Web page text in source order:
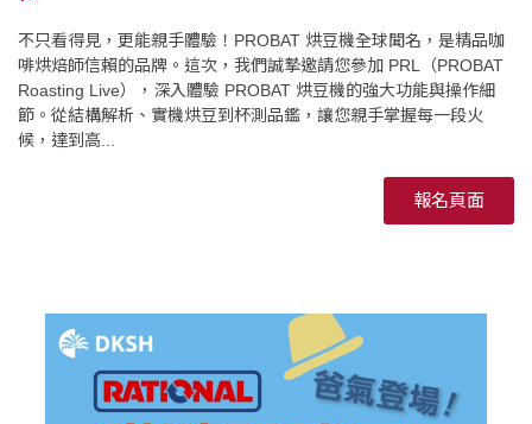
不只看得見，更能親手體驗！PROBAT 烘豆機全球聞名，是精品咖
啡烘焙師信賴的品牌。這次，我們誠摯邀請您參加 PRL（PROBAT
Roasting Live），深入體驗 PROBAT 烘豆機的強大功能與操作細
節。從結構解析、實機烘豆到杯測品鑑，讓您親手掌握每一段火
候，達到高...
報名頁面